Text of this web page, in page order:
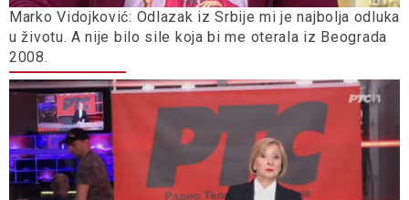
Marko Vidojković: Odlazak iz Srbije mi je najbolja odluka
u životu. A nije bilo sile koja bi me oterala iz Beograda
2008.